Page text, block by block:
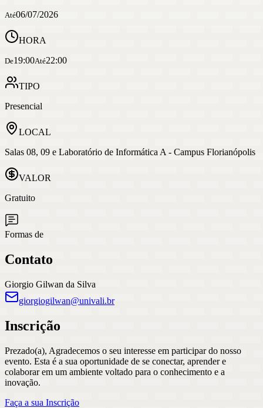
Até06/07/2026
HORA
De19:00Até22:00
TIPO
Presencial
LOCAL
Salas 08, 09 e Laboratório de Informática A - Campus Florianópolis
VALOR
Gratuito
Formas de
Contato
Giorgio Gilwan da Silva
giorgiogilwan@univali.br
Inscrição
Prezado(a), Agradecemos o seu interesse em participar do nosso
evento. Esta é a sua oportunidade de se conectar, aprender e
colaborar em um ambiente voltado para o conhecimento e a
inovação.
Faça a sua Inscrição